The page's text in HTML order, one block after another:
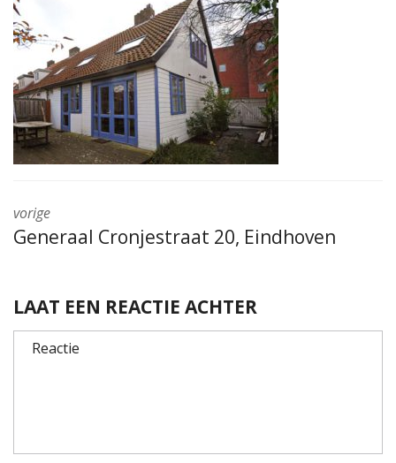
vorige
Generaal Cronjestraat 20, Eindhoven
LAAT EEN REACTIE ACHTER